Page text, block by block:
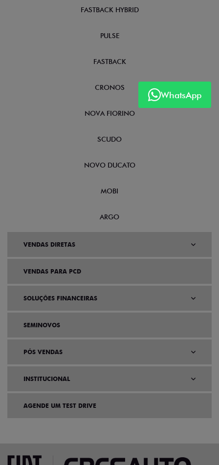
WhatsApp
FASTBACK HYBRID
PULSE
FASTBACK
CRONOS
NOVA FIORINO
SCUDO
NOVO DUCATO
MOBI
ARGO
VENDAS DIRETAS
VENDAS PARA PCD
SOLUÇÕES FINANCEIRAS
SEMINOVOS
PÓS VENDAS
INSTITUCIONAL
AGENDE UM TEST DRIVE